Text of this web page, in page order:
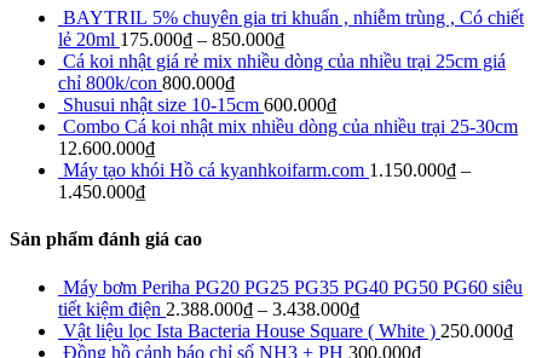
BAYTRIL 5% chuyên gia tri khuẩn , nhiễm trùng , Có chiết
lẻ 20ml 175.000₫ – 850.000₫
Cá koi nhật giá rẻ mix nhiều dòng của nhiều trại 25cm giá
chỉ 800k/con 800.000₫
Shusui nhật size 10-15cm 600.000₫
Combo Cá koi nhật mix nhiều dòng của nhiều trại 25-30cm
12.600.000₫
Máy tạo khói Hồ cá kyanhkoifarm.com 1.150.000₫ –
1.450.000₫
Sản phẩm đánh giá cao
Máy bơm Periha PG20 PG25 PG35 PG40 PG50 PG60 siêu
tiết kiệm điện 2.388.000₫ – 3.438.000₫
Vật liệu lọc Ista Bacteria House Square ( White ) 250.000₫
Đồng hồ cảnh báo chỉ số NH3 + PH 300.000₫